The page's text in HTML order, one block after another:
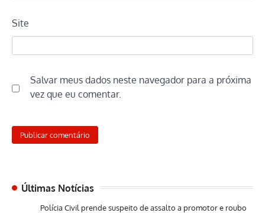
Site
Salvar meus dados neste navegador para a próxima
vez que eu comentar.
Últimas Notícias
Polícia Civil prende suspeito de assalto a promotor e roubo